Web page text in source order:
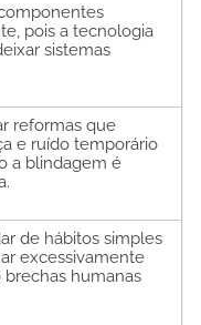
pois a tecnologia
sistemas
reformas que
e ruído temporário
a blindagem é
de hábitos simples
excessivamente
brechas humanas